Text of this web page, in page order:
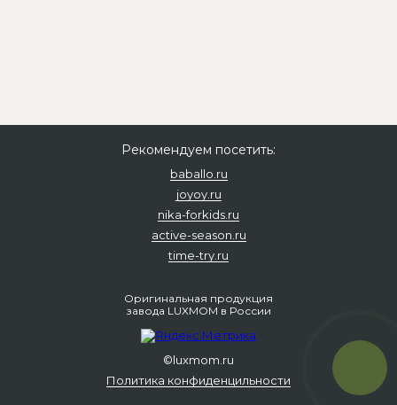
Рекомендуем посетить:
baballo.ru
joyoy.ru
nika-forkids.ru
active-season.ru
time-try.ru
Оригинальная продукция
завода LUXMOM в России
©luxmom.ru
Политика конфиденцильности